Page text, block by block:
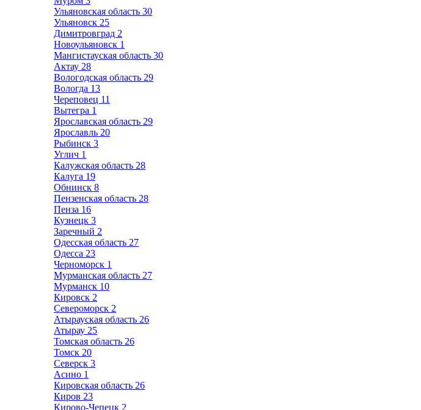
Ульяновская область 30
Ульяновск 25
Димитровград 2
Новоульяновск 1
Мангистауская область 30
Актау 28
Вологодская область 29
Вологда 13
Череповец 11
Вытегра 1
Ярославская область 29
Ярославль 20
Рыбинск 3
Углич 1
Калужская область 28
Калуга 19
Обнинск 8
Пензенская область 28
Пенза 16
Кузнецк 3
Заречный 2
Одесская область 27
Одесса 23
Черноморск 1
Мурманская область 27
Мурманск 10
Кировск 2
Североморск 2
Атырауская область 26
Атырау 25
Томская область 26
Томск 20
Северск 3
Асино 1
Кировская область 26
Киров 23
Кирово-Чепецк 2